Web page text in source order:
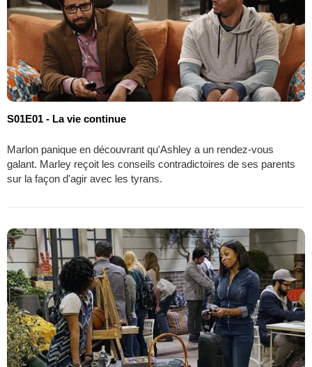
S01E01 - La vie continue
Marlon panique en découvrant qu'Ashley a un rendez-vous
galant. Marley reçoit les conseils contradictoires de ses parents
sur la façon d'agir avec les tyrans.